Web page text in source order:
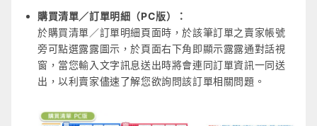
購買清單／訂單明細（PC版）：
於購買清單／訂單明細頁面時，於該筆訂單之賣家帳號
旁可點選露露圖示，於頁面右下角即顯示露露通對話視
窗，當您輸入文字訊息送出時將會連同訂單資訊一同送
出，以利賣家儘速了解您欲詢問該訂單相關問題。